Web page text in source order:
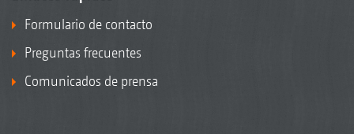
Formulario de contacto
Preguntas frecuentes
Comunicados de prensa